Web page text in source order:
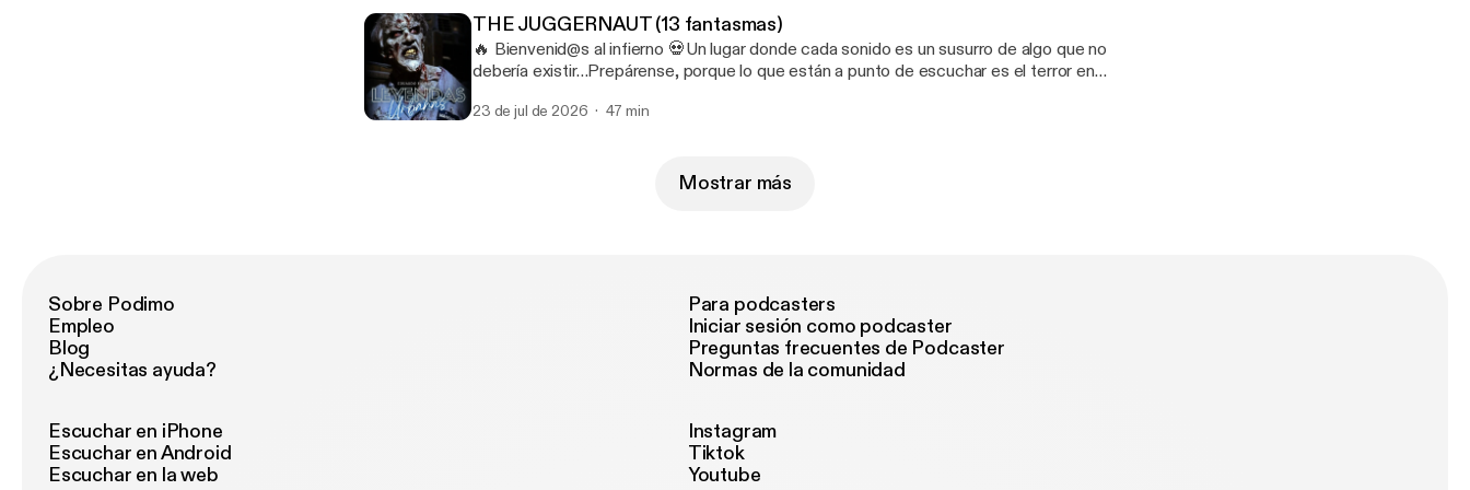
utm_medium=unknown&utm_source=join_link&utm_campaign=creatorshare_creator
&utm_content=copyLink [https://patreon.com/LEYENDASURBANASOFICIAL?
utm_medium=unknown&utm_source=join_link&utm_campaign=creatorshare_creator
&utm_content=copyLink]
THE JUGGERNAUT (13 fantasmas)
🔥 Bienvenid@s al infierno 💀Un lugar donde cada sonido es un susurro de algo que no
debería existir…Prepárense, porque lo que están a punto de escuchar es el terror en
suscribirse a nuestro Patreon, donde los episodios se escuchan directos, crudos y
&utm_content=copyLink [https://patreon.com/LEYENDASURBANASOFICIAL?
23 de jul de 2026 47 min
Mostrar más
Sobre Podimo
Empleo
Blog
¿Necesitas ayuda?
Para podcasters
Iniciar sesión como podcaster
Preguntas frecuentes de Podcaster
Normas de la comunidad
Escuchar en iPhone
Escuchar en Android
Escuchar en la web
Instagram
Tiktok
Youtube